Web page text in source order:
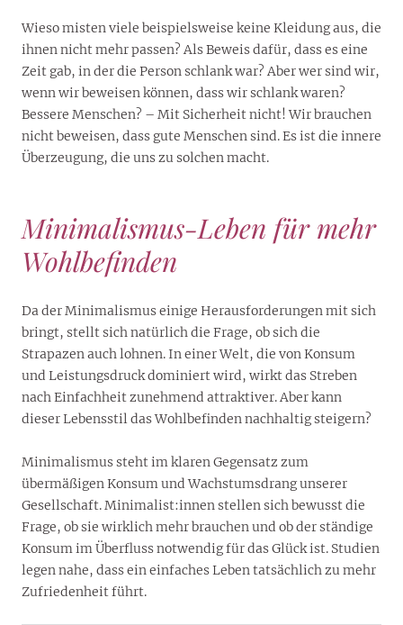
Wieso misten viele beispielsweise keine Kleidung aus, die
ihnen nicht mehr passen? Als Beweis dafür, dass es eine
Zeit gab, in der die Person schlank war? Aber wer sind wir,
wenn wir beweisen können, dass wir schlank waren?
Bessere Menschen? – Mit Sicherheit nicht! Wir brauchen
nicht beweisen, dass gute Menschen sind. Es ist die innere
Überzeugung, die uns zu solchen macht.
Minimalismus-Leben für mehr
Wohlbefinden
Da der Minimalismus einige Herausforderungen mit sich
bringt, stellt sich natürlich die Frage, ob sich die
Strapazen auch lohnen. In einer Welt, die von Konsum
und Leistungsdruck dominiert wird, wirkt das Streben
nach Einfachheit zunehmend attraktiver. Aber kann
dieser Lebensstil das Wohlbefinden nachhaltig steigern?
Minimalismus steht im klaren Gegensatz zum
übermäßigen Konsum und Wachstumsdrang unserer
Gesellschaft. Minimalist:innen stellen sich bewusst die
Frage, ob sie wirklich mehr brauchen und ob der ständige
Konsum im Überfluss notwendig für das Glück ist. Studien
legen nahe, dass ein einfaches Leben tatsächlich zu mehr
Zufriedenheit führt.